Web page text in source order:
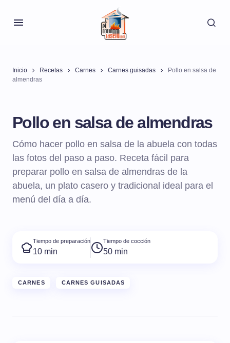
Inicio Recetas Carnes Carnes guisadas
Pollo en salsa de
almendras
Pollo en salsa de almendras
Cómo hacer pollo en salsa de la abuela con todas
las fotos del paso a paso. Receta fácil para
preparar pollo en salsa de almendras de la
abuela, un plato casero y tradicional ideal para el
menú del día a día.
Tiempo de preparación
10 min
Tiempo de cocción
50 min
CARNES CARNES GUISADAS